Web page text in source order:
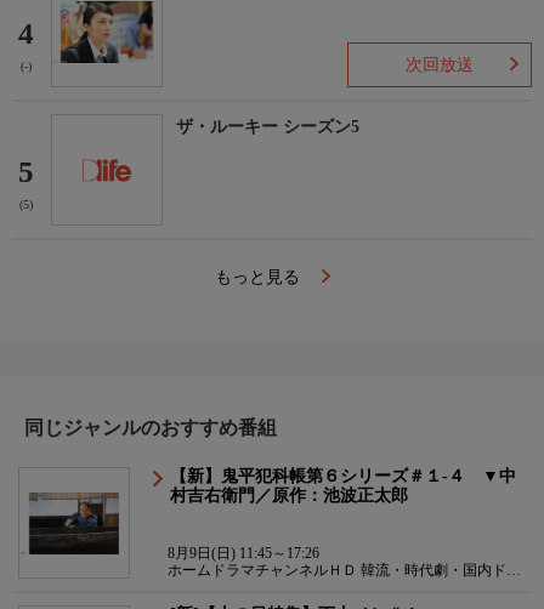
4
(-) 次回放送
5
(5)
ザ・ルーキー シーズン5
もっと見る
同じジャンルのおすすめ番組
【新】鬼平犯科帳第６シリーズ＃１-４ ▼中
村吉右衛門／原作：池波正太郎
8月9日(日) 11:45～17:26
ホームドラマチャンネルＨＤ 韓流・時代劇・国内ドラ